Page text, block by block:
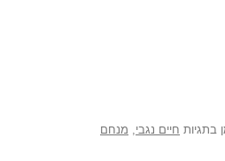
בתגיות חיים נגבי, מנחם